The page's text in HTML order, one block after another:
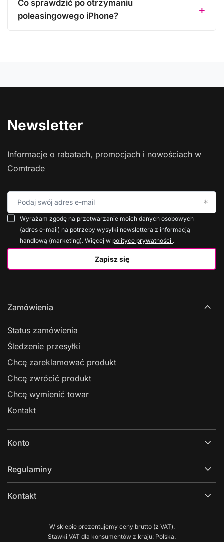
Co sprawdzić po otrzymaniu
poleasingowego iPhone?
Newsletter
Informacje o rabatach, promocjach i nowościach w
Comtrade
Podaj swój adres e-mail
Zapisz się
Wyrażam zgodę na przetwarzanie moich danych osobowych
(adres e-mail) na potrzeby wysyłki newslettera z informacją
handlową (marketing). Więcej w polityce prywatności .
Zamówienia
Status zamówienia
Śledzenie przesyłki
Chcę zareklamować produkt
Chcę zwrócić produkt
Chcę wymienić towar
Kontakt
Konto
Regulaminy
Kontakt
W sklepie prezentujemy ceny brutto (z VAT).
Stawki VAT dla konsumentów z kraju: Polska.